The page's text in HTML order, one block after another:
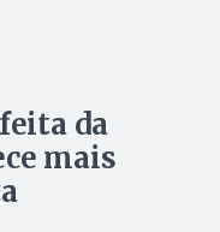
da
mais